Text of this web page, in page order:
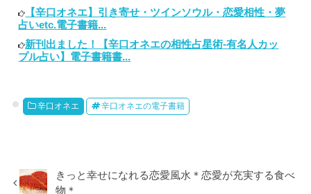
【辛口オネエ】引き寄せ・ツインソウル・恋愛相性・夢
占いetc.電子書籍...
新刊出ました！【辛口オネエの相性占星術-有名人カッ
プル占い】電子書籍書...
辛口オネエ 辛口オネエの電子書籍
きっと幸せになれる恋愛風水＊恋愛が充実する食べ
物＊